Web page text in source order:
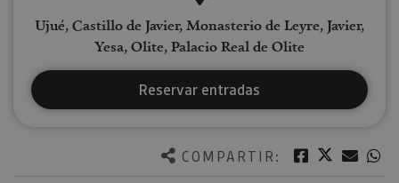
COMPARTIR: Facebook
Twitter
Ujué, Castillo de Javier, Monasterio de Leyre, Javier,
Yesa, Olite, Palacio Real de Olite
Reservar entradas